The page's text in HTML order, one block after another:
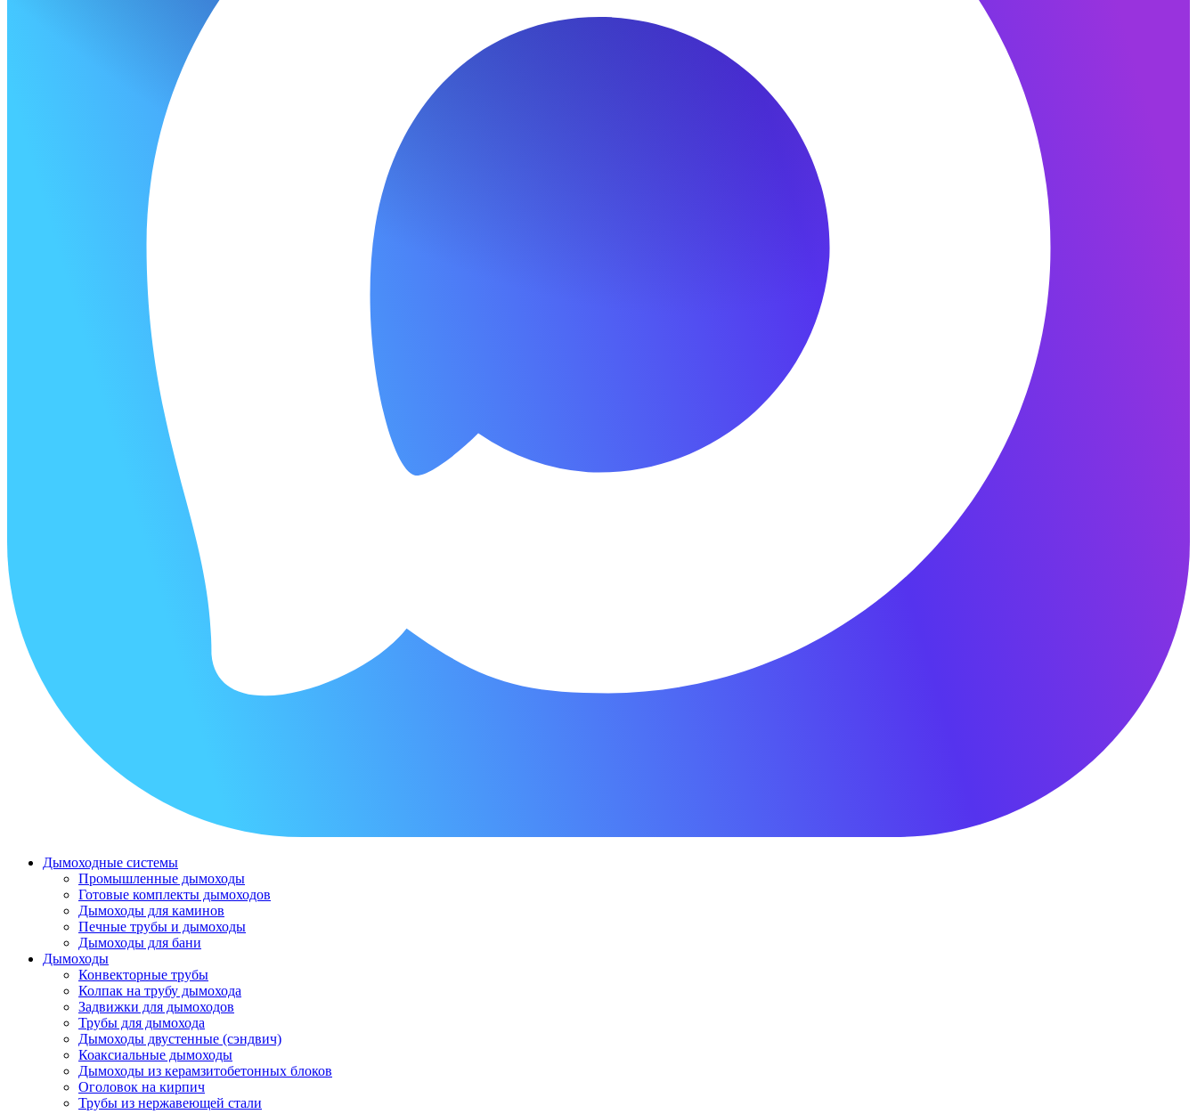
Дымоходные системы
Промышленные дымоходы
Готовые комплекты дымоходов
Дымоходы для каминов
Печные трубы и дымоходы
Дымоходы для бани
Дымоходы
Конвекторные трубы
Колпак на трубу дымохода
Задвижки для дымоходов
Трубы для дымохода
Дымоходы двустенные (сэндвич)
Коаксиальные дымоходы
Дымоходы из керамзитобетонных блоков
Оголовок на кирпич
Трубы из нержавеющей стали